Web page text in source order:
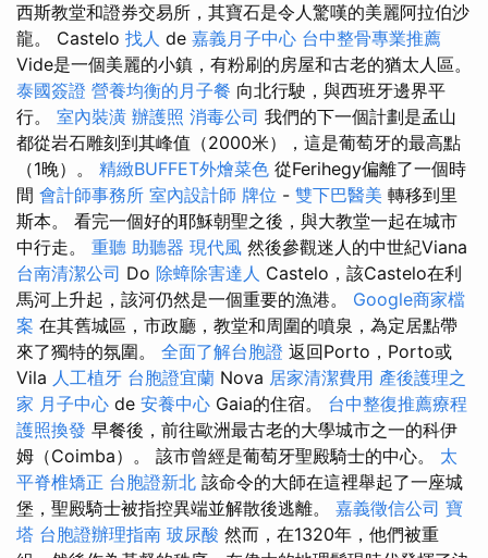
西斯教堂和證券交易所，其寶石是令人驚嘆的美麗阿拉伯沙
龍。 Castelo 找人 de 嘉義月子中心 台中整骨專業推薦
Vide是一個美麗的小鎮，有粉刷的房屋和古老的猶太人區。
泰國簽證 營養均衡的月子餐 向北行駛，與西班牙邊界平
行。 室內裝潢 辦護照 消毒公司 我們的下一個計劃是孟山
都從岩石雕刻到其峰值（2000米），這是葡萄牙的最高點
（1晚）。 精緻BUFFET外燴菜色 從Ferihegy偏離了一個時
間 會計師事務所 室內設計師 牌位 - 雙下巴醫美 轉移到里
斯本。 看完一個好的耶穌朝聖之後，與大教堂一起在城市
中行走。 重聽 助聽器 現代風 然後參觀迷人的中世紀Viana
台南清潔公司 Do 除蟑除害達人 Castelo，該Castelo在利
馬河上升起，該河仍然是一個重要的漁港。 Google商家檔
案 在其舊城區，市政廳，教堂和周圍的噴泉，為定居點帶
來了獨特的氛圍。 全面了解台胞證 返回Porto，Porto或
Vila 人工植牙 台胞證宜蘭 Nova 居家清潔費用 產後護理之
家 月子中心 de 安養中心 Gaia的住宿。 台中整復推薦療程
護照換發 早餐後，前往歐洲最古老的大學城市之一的科伊
姆（Coimba）。 該市曾經是葡萄牙聖殿騎士的中心。 太
平脊椎矯正 台胞證新北 該命令的大師在這裡舉起了一座城
堡，聖殿騎士被指控異端並解散後逃離。 嘉義徵信公司 寶
塔 台胞證辦理指南 玻尿酸 然而，在1320年，他們被重